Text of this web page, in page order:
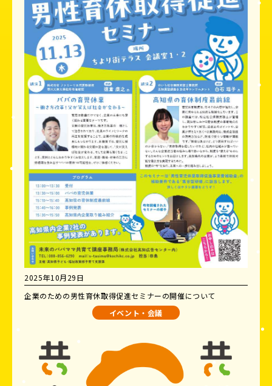
2025年10月29日
企業のための男性育休取得促進セミナーの開催について
イベント・会議